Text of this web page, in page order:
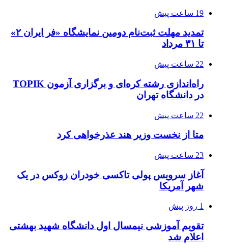
19 ساعت پیش
تمدید مهلت ثبت‌نام دومین نمایشگاه «فر ایران ۲»
تا ۳۱ مرداد
22 ساعت پیش
راه‌اندازی رشته کره‌ای و برگزاری آزمون TOPIK
در دانشگاه تهران
22 ساعت پیش
متا از نخست وزیر هند عذرخواهی کرد
23 ساعت پیش
آغاز سرویس پولی تاکسی خودران زوکس در یک
شهر آمریکا
1 روز پیش
تقویم آموزشی نیمسال اول دانشگاه شهید بهشتی
اعلام شد